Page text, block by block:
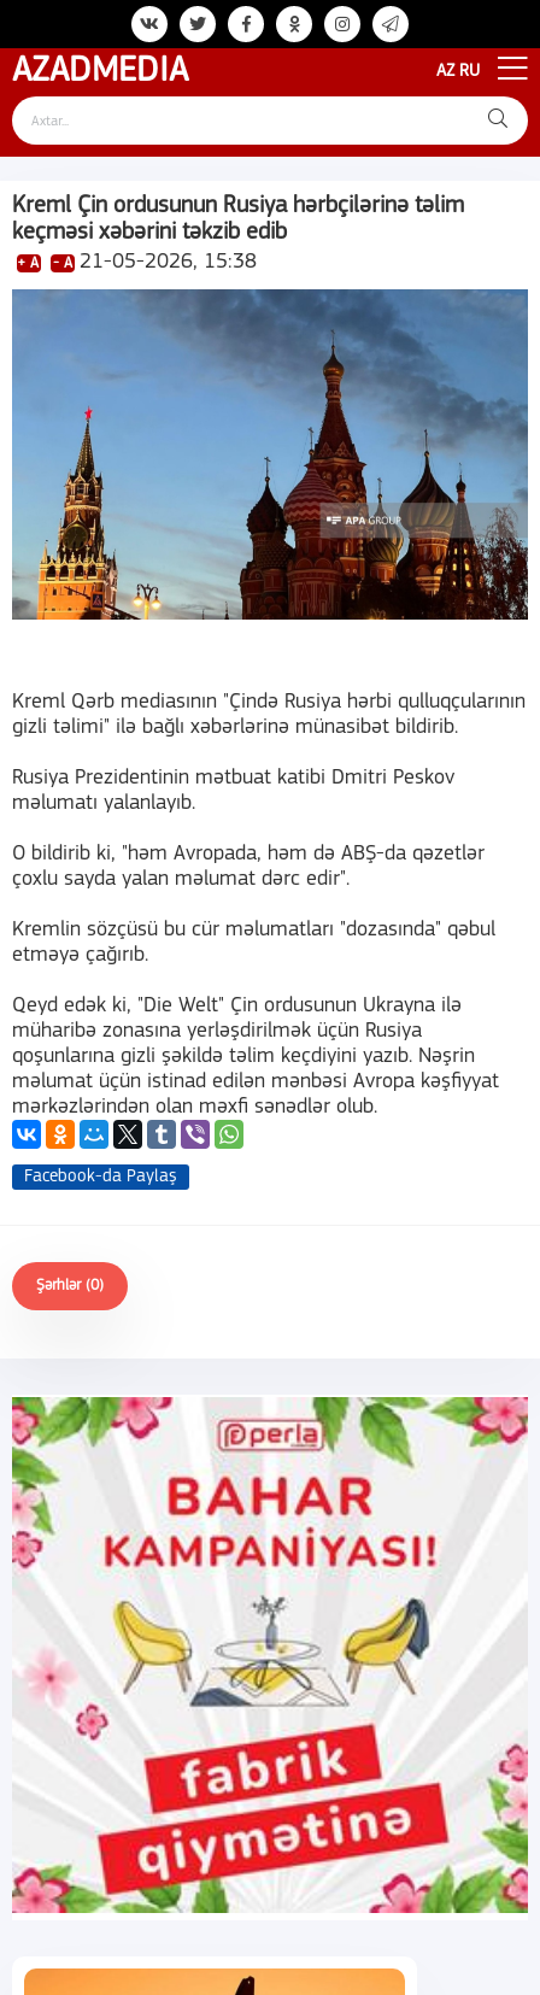
AZADMEDIA AZ RU
Kreml Çin ordusunun Rusiya hərbçilərinə təlim
keçməsi xəbərini təkzib edib
+ A - A 21-05-2026, 15:38
Kreml Qərb mediasının "Çində Rusiya hərbi qulluqçularının
gizli təlimi" ilə bağlı xəbərlərinə münasibət bildirib.
Rusiya Prezidentinin mətbuat katibi Dmitri Peskov
məlumatı yalanlayıb.
O bildirib ki, "həm Avropada, həm də ABŞ-da qəzetlər
çoxlu sayda yalan məlumat dərc edir".
Kremlin sözçüsü bu cür məlumatları "dozasında" qəbul
etməyə çağırıb.
Qeyd edək ki, "Die Welt" Çin ordusunun Ukrayna ilə
müharibə zonasına yerləşdirilmək üçün Rusiya
qoşunlarına gizli şəkildə təlim keçdiyini yazıb. Nəşrin
məlumat üçün istinad edilən mənbəsi Avropa kəşfiyyat
mərkəzlərindən olan məxfi sənədlər olub.
Facebook-da Paylaş
Şərhlər (0)